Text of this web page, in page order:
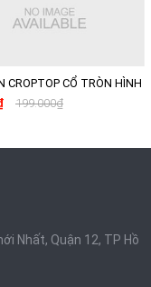
CROPTOP CỔ TRÒN HÌNH
COTTON BORIB BÉ GÁI
199.000₫
Nhất, Quận 12, TP Hồ